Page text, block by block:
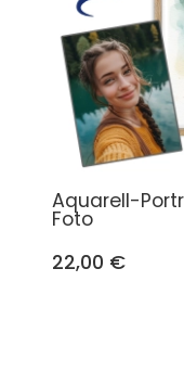
Aquarell-
Foto
22,00 €